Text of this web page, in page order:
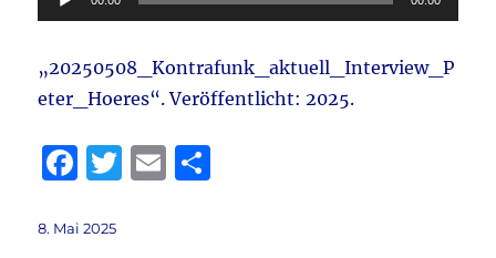
Player
„20250508_Kontrafunk_aktuell_Interview_P
eter_Hoeres“. Veröffentlicht: 2025.
F
c
T
E
Veröffentlicht
8. Mai 2025